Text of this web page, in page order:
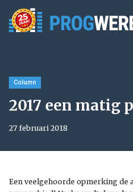
Column
2017 een matig
27 februari 2018
Een veelgehoorde opmerking de